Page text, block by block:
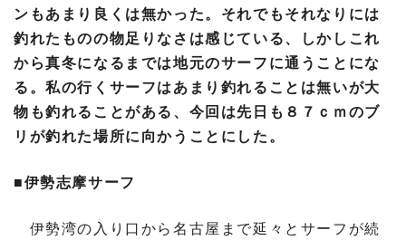
ンもあまり良くは無かった。それでもそれなりには
釣れたものの物足りなさは感じている、しかしこれ
から真冬になるまでは地元のサーフに通うことにな
る。私の行くサーフはあまり釣れることは無いが大
物も釣れることがある、今回は先日も８７ｃｍのブ
リが釣れた場所に向かうことにした。
■伊勢志摩サーフ
伊勢湾の入り口から名古屋まで延々とサーフが続